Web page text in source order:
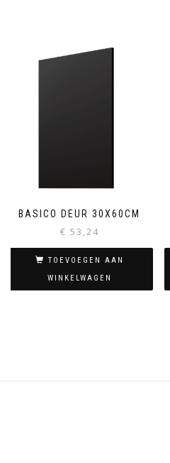
BASICO DEUR 30X60CM
€ 53,24
TOEVOEGEN AAN
WINKELWAGEN